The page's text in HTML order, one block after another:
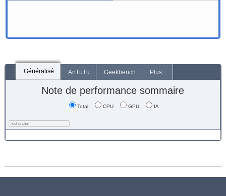
Généralisé AnTuTu Geekbench Plus...
Note de performance sommaire
Total CPU GPU IA